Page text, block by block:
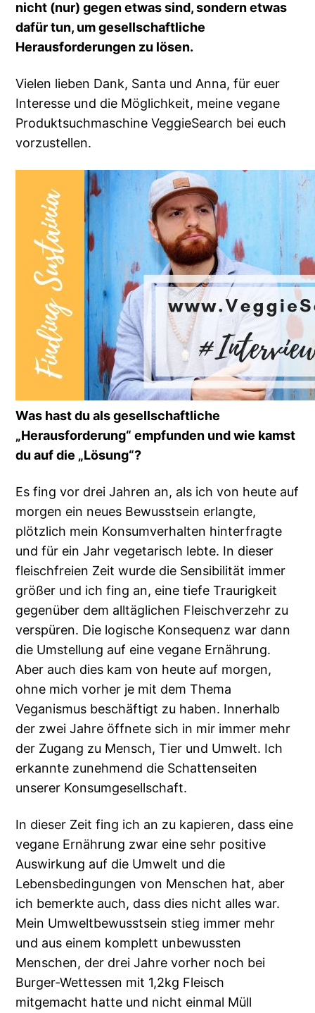
nicht (nur) gegen etwas sind, sondern etwas
dafür tun, um gesellschaftliche
Herausforderungen zu lösen.
Vielen lieben Dank, Santa und Anna, für euer
Interesse und die Möglichkeit, meine vegane
Produktsuchmaschine VeggieSearch bei euch
vorzustellen.
Was hast du als gesellschaftliche
„Herausforderung“ empfunden und wie kamst
du auf die „Lösung“?
Es fing vor drei Jahren an, als ich von heute auf
morgen ein neues Bewusstsein erlangte,
plötzlich mein Konsumverhalten hinterfragte
und für ein Jahr vegetarisch lebte. In dieser
fleischfreien Zeit wurde die Sensibilität immer
größer und ich fing an, eine tiefe Traurigkeit
gegenüber dem alltäglichen Fleischverzehr zu
verspüren. Die logische Konsequenz war dann
die Umstellung auf eine vegane Ernährung.
Aber auch dies kam von heute auf morgen,
ohne mich vorher je mit dem Thema
Veganismus beschäftigt zu haben. Innerhalb
der zwei Jahre öffnete sich in mir immer mehr
der Zugang zu Mensch, Tier und Umwelt. Ich
erkannte zunehmend die Schattenseiten
unserer Konsumgesellschaft.
In dieser Zeit fing ich an zu kapieren, dass eine
vegane Ernährung zwar eine sehr positive
Auswirkung auf die Umwelt und die
Lebensbedingungen von Menschen hat, aber
ich bemerkte auch, dass dies nicht alles war.
Mein Umweltbewusstsein stieg immer mehr
und aus einem komplett unbewussten
Menschen, der drei Jahre vorher noch bei
Burger-Wettessen mit 1,2kg Fleisch
mitgemacht hatte und nicht einmal Müll